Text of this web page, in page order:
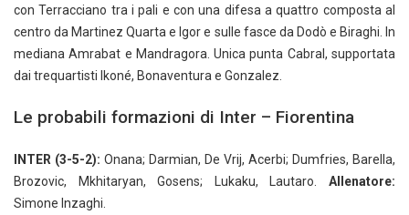
con Terracciano tra i pali e con una difesa a quattro composta al
centro da Martinez Quarta e Igor e sulle fasce da Dodò e Biraghi. In
mediana Amrabat e Mandragora. Unica punta Cabral, supportata
dai trequartisti Ikoné, Bonaventura e Gonzalez.
Le probabili formazioni di Inter – Fiorentina
INTER (3-5-2): Onana; Darmian, De Vrij, Acerbi; Dumfries, Barella,
Brozovic, Mkhitaryan, Gosens; Lukaku, Lautaro. Allenatore:
Simone Inzaghi.